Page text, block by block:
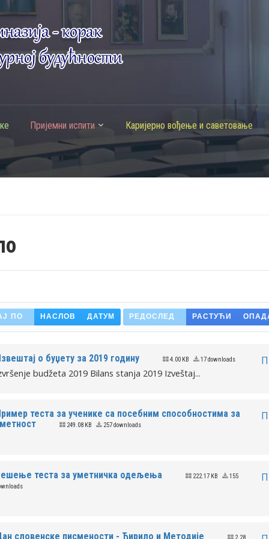
Пријемни испити Каријерно вођење и саветовање
РЕДОСЛЕД РАСТУЋИ
ПО НАСЛОВ ДАТУМ
о буџету за 2019 годину 4.00 KB 17 downloads
budžeta 2019 Bilans stanja 2019 Izveštaj...
теста за ученике са посебним способностима за
249.08 KB 257 downloads
теста за уметничка одељења 222.17 KB
155
словенске писмености - Ћирило и Методије